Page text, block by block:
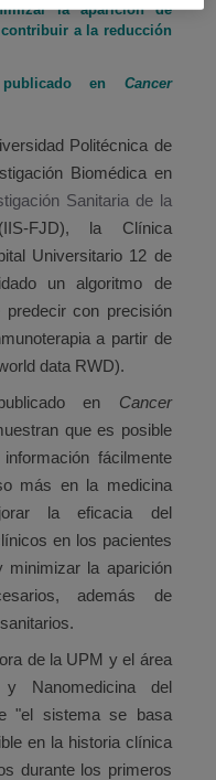
la aparición de
a la reducción
en Cancer
Politécnica de
Biomédica en
Sanitaria de la
FJD), la Clínica
Universitario 12 de
un algoritmo de
con precisión
a partir de
data RWD).
en Cancer
que es posible
fácilmente
más en la medicina
la eficacia del
en los pacientes
minimizar la aparición
además de
de la UPM y el área
y Nanomedicina del
"el sistema se basa
en la historia clínica
durante los primeros